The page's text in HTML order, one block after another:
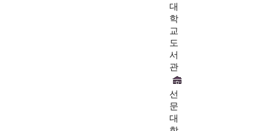
대
학
교
도
서
관
선
문
대